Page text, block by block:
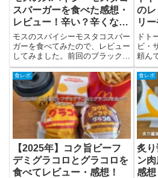
スバーガーを食べた感想・
レビュー！辛い？辛くな
い？
モスのスパイシーモスタコスバー
ガーを食べてみたので、レビュー
してみました。前回のブラックア
ンガスバーガーに引き続いて、モ
スに行く機会があったので、辛そ
うでしたが挑戦してみました。結
論、しっかりと辛さがあり、辛い
のが好きな方にはいいんじゃな
のレ
リ
ドト
ビ・
頼ん
た！
ビ・
つい
ーを
って
サ...
食レポ
【2025年】コク旨ビーフ
デミグラコロとグラコロを
食べてレビュー・感想！
食レポ
炙り
ン
感想